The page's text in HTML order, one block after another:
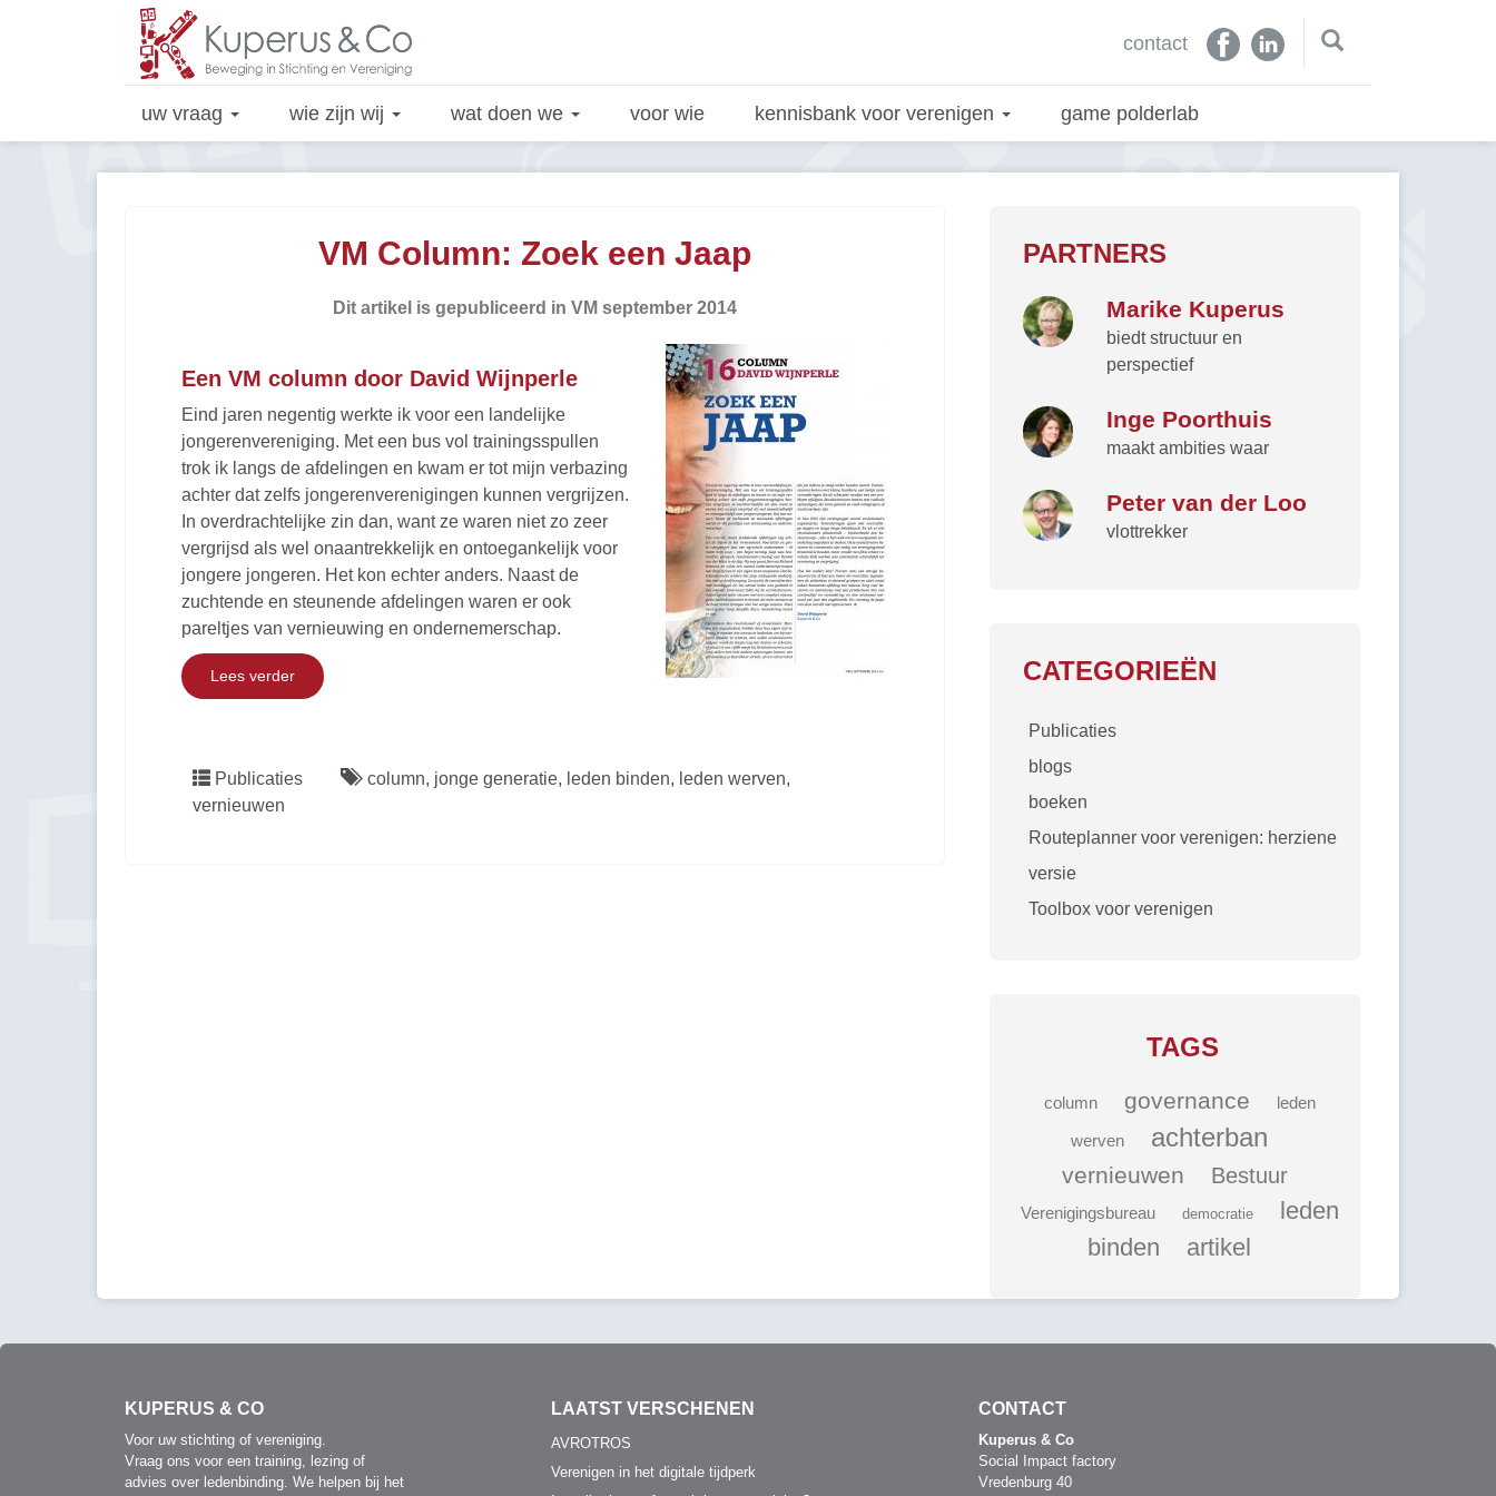
contact
uw vraag wie zijn wij wat doen we voor wie kennisbank voor verenigen game polderlab
VM Column: Zoek een Jaap
Dit artikel is gepubliceerd in VM september 2014
Een VM column door David Wijnperle
Eind jaren negentig werkte ik voor een landelijke
jongerenvereniging. Met een bus vol trainingsspullen
trok ik langs de afdelingen en kwam er tot mijn verbazing
achter dat zelfs jongerenverenigingen kunnen vergrijzen.
In overdrachtelijke zin dan, want ze waren niet zo zeer
vergrijsd als wel onaantrekkelijk en ontoegankelijk voor
jongere jongeren. Het kon echter anders. Naast de
zuchtende en steunende afdelingen waren er ook
pareltjes van vernieuwing en ondernemerschap.
Lees verder
Publicaties column, jonge generatie, leden binden, leden werven,
vernieuwen
PARTNERS
Marike Kuperus
biedt structuur en
perspectief
Inge Poorthuis
maakt ambities waar
Peter van der Loo
vlottrekker
CATEGORIEËN
Publicaties
blogs
boeken
Routeplanner voor verenigen: herziene
versie
Toolbox voor verenigen
TAGS
column governance
leden
werven
achterban
vernieuwen Bestuur
Verenigingsbureau democratie
leden
binden
artikel
KUPERUS & CO
Voor uw stichting of vereniging.
Vraag ons voor een training, lezing of
advies over ledenbinding. We helpen bij het
LAATST VERSCHENEN
AVROTROS
Verenigen in het digitale tijdperk
CONTACT
Kuperus & Co
Social Impact factory
Vredenburg 40